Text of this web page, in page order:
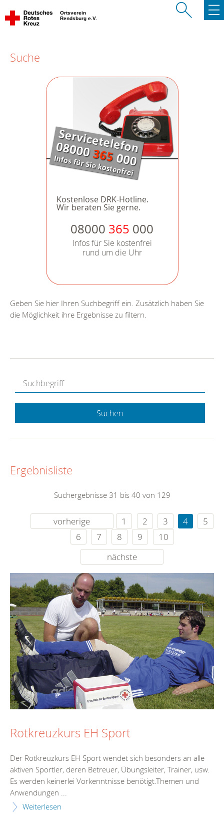
Ortsverein
Rendsburg e.V.
Suche
Kostenlose DRK-Hotline.
Wir beraten Sie gerne.
08000 365 000
Infos für Sie kostenfrei
rund um die Uhr
Geben Sie hier Ihren Suchbegriff ein. Zusätzlich haben Sie
die Möglichkeit ihre Ergebnisse zu filtern.
Suchen
Ergebnisliste
Suchergebnisse 31 bis 40 von 129
vorherige 1 2 3 4
5
6
7 8 9
10
nächste
Rotkreuzkurs EH Sport
Der Rotkreuzkurs EH Sport wendet sich besonders an alle
aktiven Sportler, deren Betreuer, Übungsleiter, Trainer, usw.
Es werden keinerlei Vorkenntnisse benötigt.Themen und
Anwendungen ...
Weiterlesen